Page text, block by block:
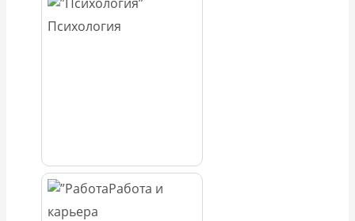
Психология
Работа и
карьера